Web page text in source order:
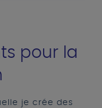
pour la
je crée des